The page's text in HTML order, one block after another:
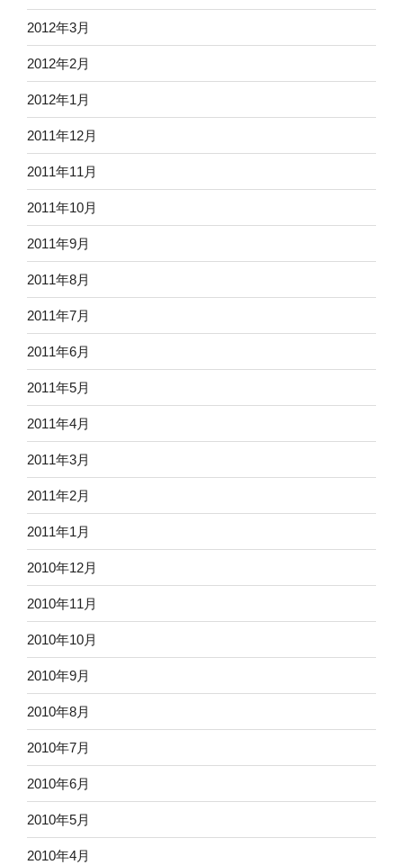
2012年3月
2012年2月
2012年1月
2011年12月
2011年11月
2011年10月
2011年9月
2011年8月
2011年7月
2011年6月
2011年5月
2011年4月
2011年3月
2011年2月
2011年1月
2010年12月
2010年11月
2010年10月
2010年9月
2010年8月
2010年7月
2010年6月
2010年5月
2010年4月